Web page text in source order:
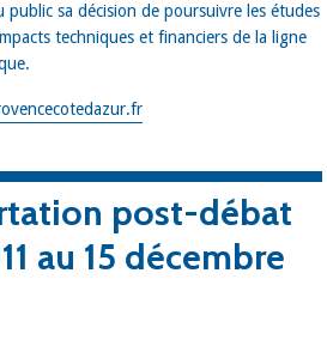
public sa décision de poursuivre les études
techniques et financiers de la ligne
post-débat
au 15 décembre